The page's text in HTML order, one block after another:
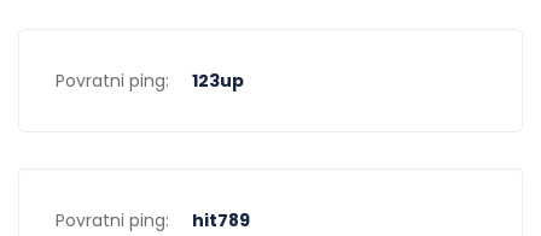
Povratni ping: 123up
Povratni ping: hit789